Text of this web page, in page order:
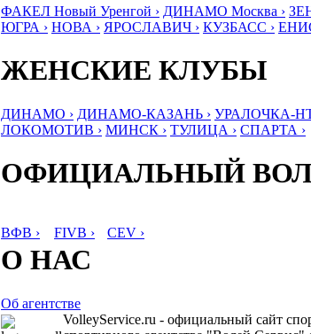
ФАКЕЛ Новый Уренгой › ДИНАМО Москва ›
ЮГРА › НОВА › ЯРОСЛАВИЧ › КУЗБАСС ›
ЖЕНСКИЕ КЛУБЫ
ДИНАМО › ДИНАМО-КАЗАНЬ › УРАЛОЧКА-
ЛОКОМОТИВ › МИНСК › ТУЛИЦА › СПАРТА ›
ОФИЦИАЛЬНЫЙ
ВФВ › FIVB › CEV ›
О НАС
Об агентстве
VolleyService.ru - официальный сайт